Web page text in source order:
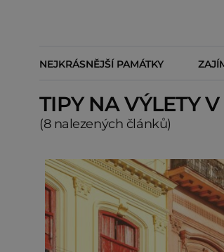
NEJKRÁSNĚJŠÍ PAMÁTKY
TIPY NA VÝLETY
(8 nalezených článků)